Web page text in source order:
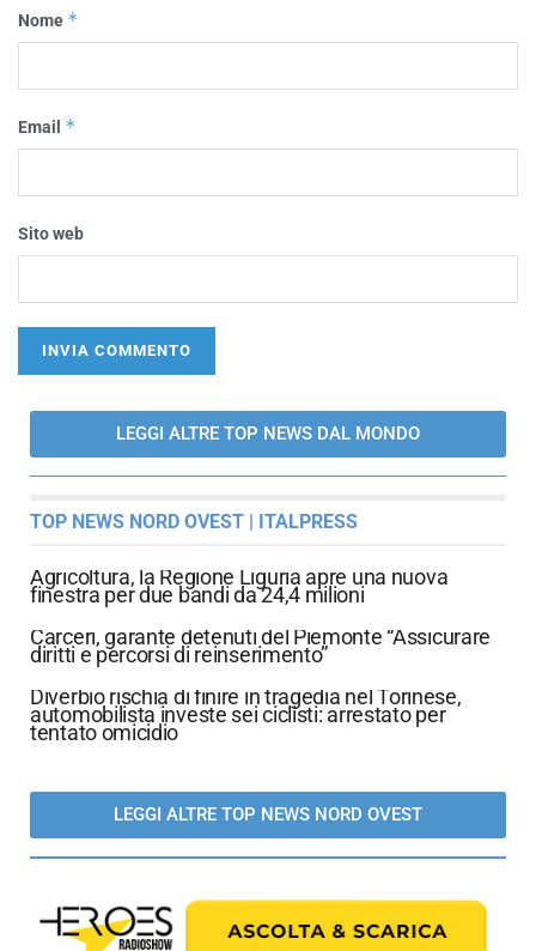
Nome *
Email *
Sito web
LEGGI ALTRE TOP NEWS DAL MONDO
TOP NEWS NORD OVEST | ITALPRESS
Agricoltura, la Regione Liguria apre una nuova
finestra per due bandi da 24,4 milioni
Carceri, garante detenuti del Piemonte “Assicurare
diritti e percorsi di reinserimento”
Diverbio rischia di finire in tragedia nel Torinese,
automobilista investe sei ciclisti: arrestato per
tentato omicidio
LEGGI ALTRE TOP NEWS NORD OVEST